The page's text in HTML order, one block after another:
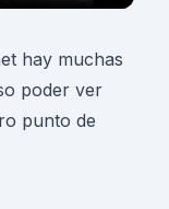
hay muchas
poder ver
punto de